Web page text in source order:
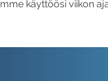
käyttöösi viikon